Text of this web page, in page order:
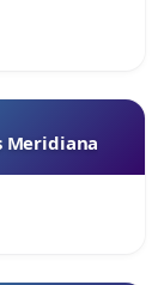
Meridiana